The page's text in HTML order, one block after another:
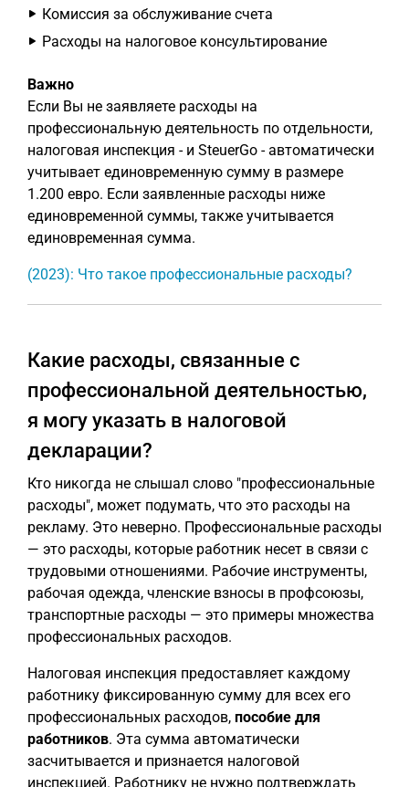
Комиссия за обслуживание счета
Расходы на налоговое консультирование
Важно
Если Вы не заявляете расходы на
профессиональную деятельность по отдельности,
налоговая инспекция - и SteuerGo - автоматически
учитывает единовременную сумму в размере
1.200 евро. Если заявленные расходы ниже
единовременной суммы, также учитывается
единовременная сумма.
(2023): Что такое профессиональные расходы?
Какие расходы, связанные с
профессиональной деятельностью,
я могу указать в налоговой
декларации?
Кто никогда не слышал слово "профессиональные
расходы", может подумать, что это расходы на
рекламу. Это неверно. Профессиональные расходы
— это расходы, которые работник несет в связи с
трудовыми отношениями. Рабочие инструменты,
рабочая одежда, членские взносы в профсоюзы,
транспортные расходы — это примеры множества
профессиональных расходов.
Налоговая инспекция предоставляет каждому
работнику фиксированную сумму для всех его
профессиональных расходов, пособие для
работников. Эта сумма автоматически
засчитывается и признается налоговой
инспекцией. Работнику не нужно подтверждать